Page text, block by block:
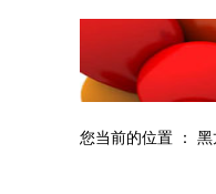
您当前的位置 ： 黑